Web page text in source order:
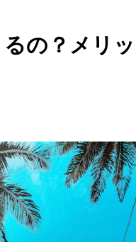
の？メリ